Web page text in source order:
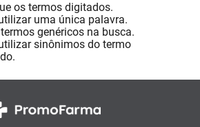
os termos digitados.
uma única palavra.
genéricos na busca.
sinônimos do termo